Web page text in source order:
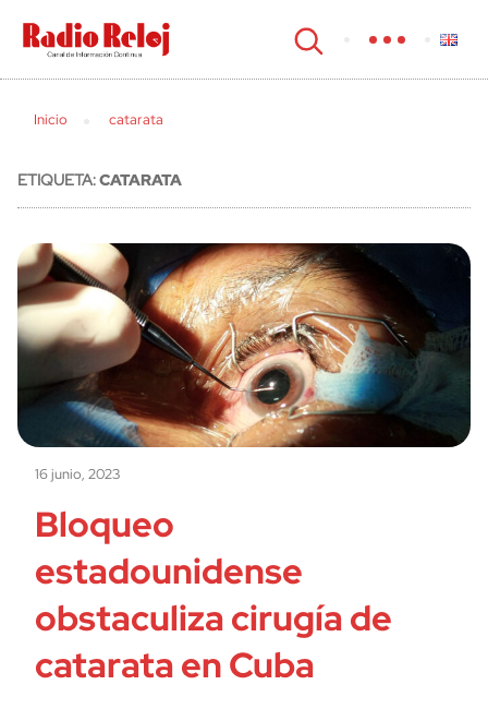
cerrar
Inicio catarata
ETIQUETA:CATARATA
16 junio, 2023
Bloqueo
estadounidense
obstaculiza cirugía de
catarata en Cuba